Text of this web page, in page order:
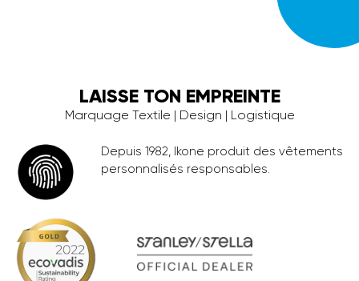
LAISSE TON EMPREINTE
Marquage Textile | Design | Logistique
Depuis 1982, Ikone produit des vêtements
personnalisés responsables.